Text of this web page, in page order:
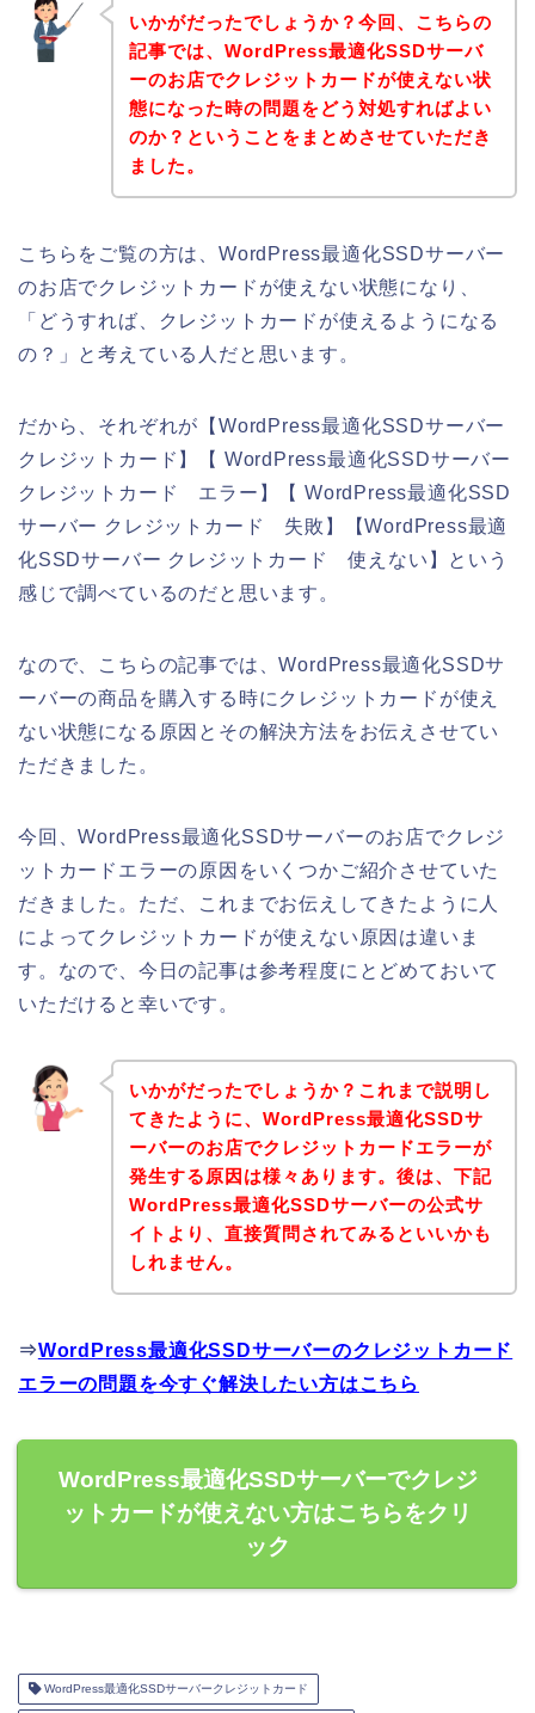
いかがだったでしょうか？今回、こちらの
記事では、WordPress最適化SSDサーバ
ーのお店でクレジットカードが使えない状
態になった時の問題をどう対処すればよい
のか？ということをまとめさせていただき
ました。
こちらをご覧の方は、WordPress最適化SSDサーバー
のお店でクレジットカードが使えない状態になり、
「どうすれば、クレジットカードが使えるようになる
の？」と考えている人だと思います。
だから、それぞれが【WordPress最適化SSDサーバー
クレジットカード】【 WordPress最適化SSDサーバー
クレジットカード エラー】【 WordPress最適化SSD
サーバー クレジットカード 失敗】【WordPress最適
化SSDサーバー クレジットカード 使えない】という
感じで調べているのだと思います。
なので、こちらの記事では、WordPress最適化SSDサ
ーバーの商品を購入する時にクレジットカードが使え
ない状態になる原因とその解決方法をお伝えさせてい
ただきました。
今回、WordPress最適化SSDサーバーのお店でクレジ
ットカードエラーの原因をいくつかご紹介させていた
だきました。ただ、これまでお伝えしてきたように人
によってクレジットカードが使えない原因は違いま
す。なので、今日の記事は参考程度にとどめておいて
いただけると幸いです。
いかがだったでしょうか？これまで説明し
てきたように、WordPress最適化SSDサ
ーバーのお店でクレジットカードエラーが
発生する原因は様々あります。後は、下記
WordPress最適化SSDサーバーの公式サ
イトより、直接質問されてみるといいかも
しれません。
⇒WordPress最適化SSDサーバーのクレジットカード
エラーの問題を今すぐ解決したい方はこちら
WordPress最適化SSDサーバーでクレジ
ットカードが使えない方はこちらをクリ
ック
WordPress最適化SSDサーバークレジットカード